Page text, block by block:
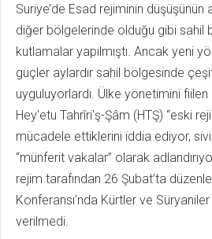
Suriye’de Esad rejiminin düşüşünün
diğer bölgelerinde olduğu gibi sahil
kutlamalar yapılmıştı. Ancak yeni
güçler aylardır sahil bölgesinde
uyguluyorlardı. Ülke yönetimini
Hey'etu Tahrîri'ş-Şâm (HTŞ) “eski
mücadele ettiklerini iddia ediyor,
“münferit vakalar” olarak
rejim tarafından 26 Şubat’ta
Konferansı’nda Kürtler ve
verilmedi.